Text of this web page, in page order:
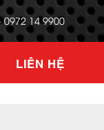
14 9900
LIÊN HỆ